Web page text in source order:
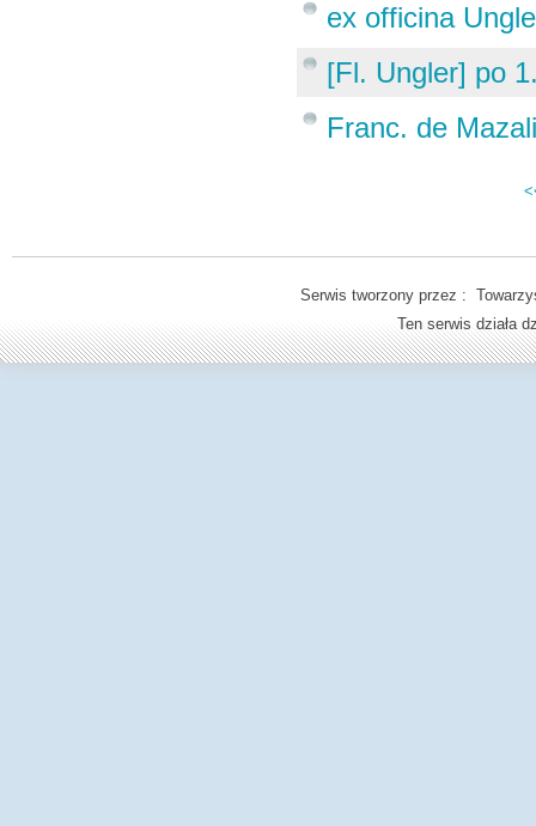
ex officina
[Fl. Ungler] po
Franc. de
Serwis tworzony przez :
Ten serwis działa